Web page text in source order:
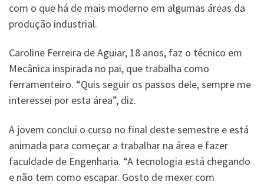
com o que há de mais moderno em algumas áreas da
produção industrial.
Caroline Ferreira de Aguiar, 18 anos, faz o técnico em
Mecânica inspirada no pai, que trabalha como
ferramenteiro. “Quis seguir os passos dele, sempre me
interessei por esta área”, diz.
A jovem conclui o curso no final deste semestre e está
animada para começar a trabalhar na área e fazer
faculdade de Engenharia. “A tecnologia está chegando
e não tem como escapar. Gosto de mexer com